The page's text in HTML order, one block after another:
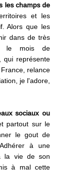
les champs de
et les
Alors que les
dans de très
le mois de
qui représente
relance
je l'adore,
sociaux ou
partout sur le
le gout de
à une
la vie de son
à mal cette